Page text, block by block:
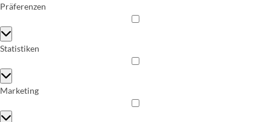
Präferenzen
Präferenzen
Statistiken
Statistiken
Marketing
Marketing